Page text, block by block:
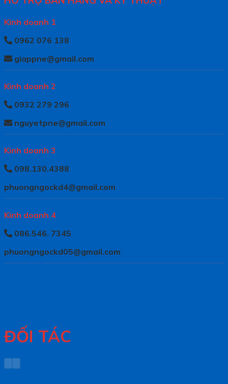
Kinh doanh 1
0962 076 138
giappne@gmail.com
Kinh doanh 2
0932 279 296
nguyetpne@gmail.com
Kinh doanh 3
098.130.4388
phuongngockd4@gmail.com
Kinh doanh 4
086.546. 7345
phuongngockd05@gmail.com
ĐỐI TÁC